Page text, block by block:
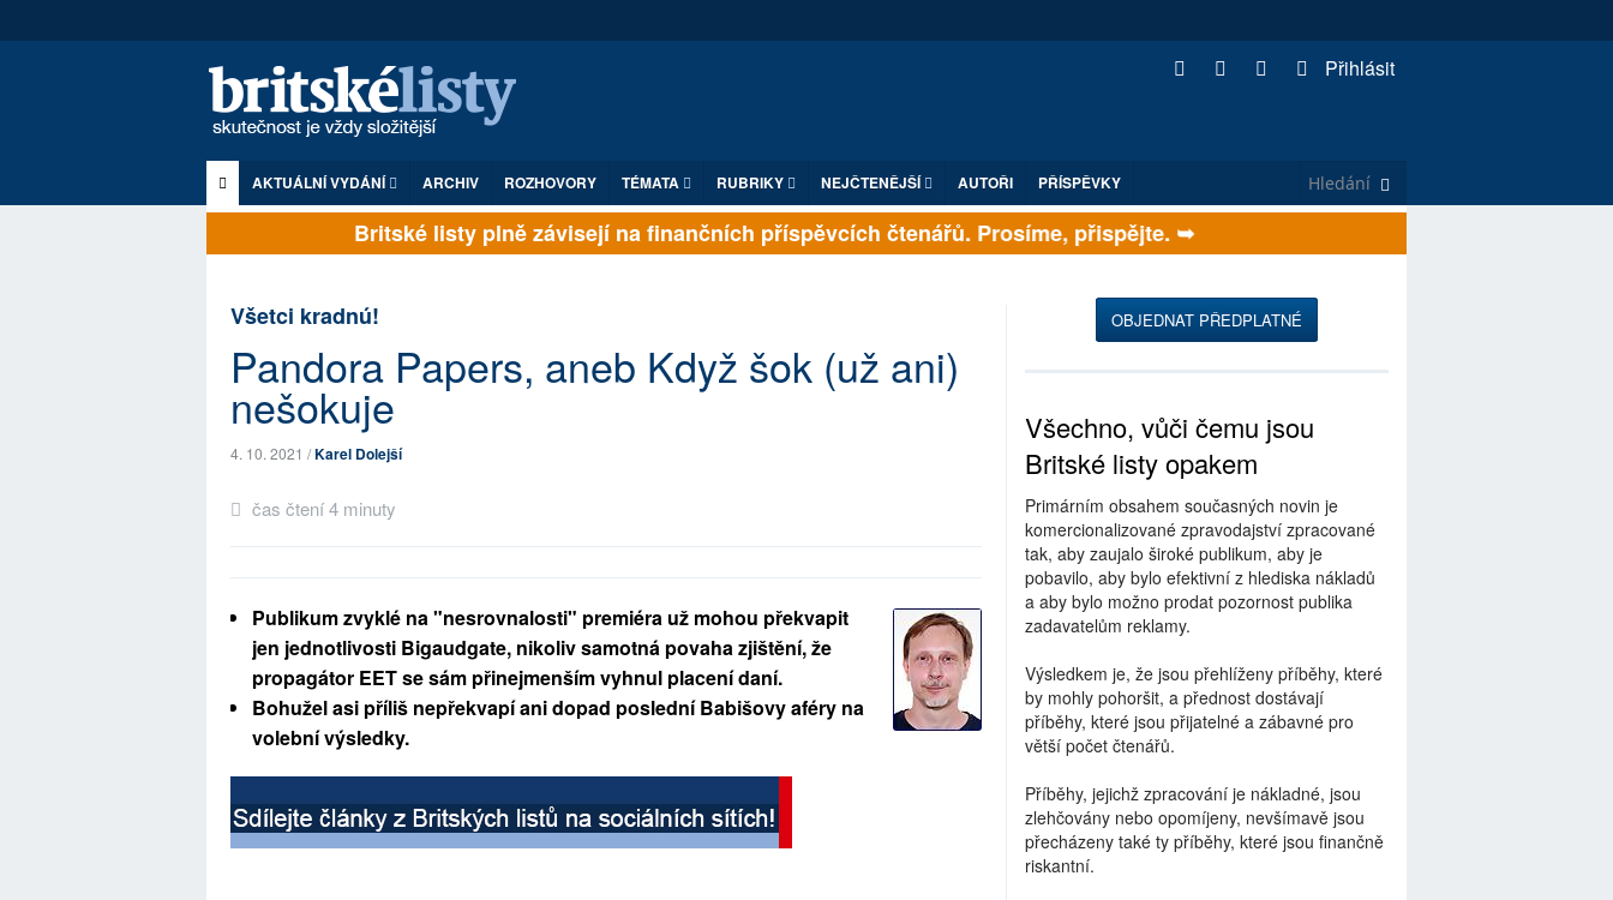
Přihlásit
AKTUÁLNÍ VYDÁNÍ ARCHIV ROZHOVORY TÉMATA RUBRIKY NEJČTENĚJŠÍ AUTOŘI PŘÍSPĚVKY
Britské listy plně závisejí na finančních příspěvcích čtenářů. Prosíme, přispějte. ➥
Všetci kradnú!
Pandora Papers, aneb Když šok (už ani)
nešokuje
4. 10. 2021 /Karel Dolejší
čas čtení 4 minuty
Publikum zvyklé na "nesrovnalosti" premiéra už mohou překvapit
jen jednotlivosti Bigaudgate, nikoliv samotná povaha zjištění, že
propagátor EET se sám přinejmenším vyhnul placení daní.
Bohužel asi příliš nepřekvapí ani dopad poslední Babišovy aféry na
volební výsledky.
OBJEDNAT PŘEDPLATNÉ
Všechno, vůči čemu jsou
Britské listy opakem
Primárním obsahem současných novin je
komercionalizované zpravodajství zpracované
tak, aby zaujalo široké publikum, aby je
pobavilo, aby bylo efektivní z hlediska nákladů
a aby bylo možno prodat pozornost publika
zadavatelům reklamy.
Výsledkem je, že jsou přehlíženy příběhy, které
by mohly pohoršit, a přednost dostávají
příběhy, které jsou přijatelné a zábavné pro
větší počet čtenářů.
Příběhy, jejichž zpracování je nákladné, jsou
zlehčovány nebo opomíjeny, nevšímavě jsou
přecházeny také ty příběhy, které jsou finančně
riskantní.